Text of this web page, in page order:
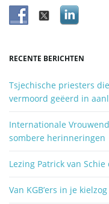
o
z
e
k
n
.
RECENTE BERICHTEN
Tsjechische priesters
vermoord geëerd in
Internationale
sombere herinneringen
Lezing Patrick van
Van KGB’ers in je